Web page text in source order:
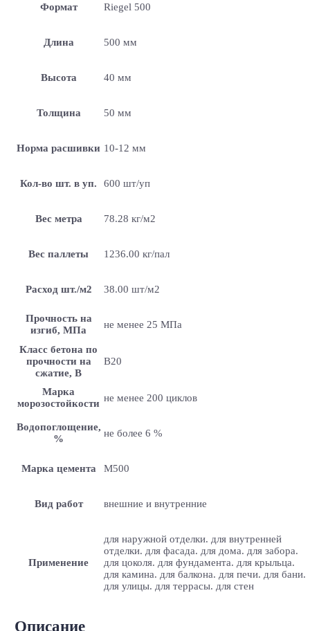
Формат Riegel 500
Длина 500 мм
Высота 40 мм
Толщина 50 мм
Норма расшивки 10-12 мм
Кол-во шт. в уп. 600 шт/уп
Вес метра 78.28 кг/м2
Вес паллеты 1236.00 кг/пал
Расход шт./м2 38.00 шт/м2
Прочность на
изгиб, МПа
не менее 25 МПа
Класс бетона по
прочности на
сжатие, В
B20
Марка
морозостойкости не менее 200 циклов
Водопоглощение,
%
не более 6 %
Марка цемента M500
Вид работ внешние и внутренние
Применение
для наружной отделки. для внутренней
отделки. для фасада. для дома. для забора.
для цоколя. для фундамента. для крыльца.
для камина. для балкона. для печи. для бани.
для улицы. для террасы. для стен
Описание